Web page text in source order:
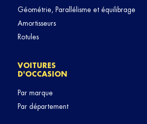
Géométrie, Parallélisme et équilibrage
Amortisseurs
Rotules
VOITURES
D'OCCASION
Par marque
Par département